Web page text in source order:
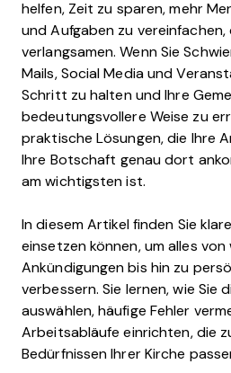
helfen, Zeit zu sparen, mehr
und Aufgaben zu vereinfachen,
verlangsamen. Wenn Sie
Mails, Social Media und
Schritt zu halten und Ihre
bedeutungsvollere Weise zu
praktische Lösungen, die Ihre
Ihre Botschaft genau dort
am wichtigsten ist.
In diesem Artikel finden Sie
einsetzen können, um alles
Ankündigungen bis hin zu
verbessern. Sie lernen, wie Sie
auswählen, häufige Fehler
Arbeitsabläufe einrichten, die
Bedürfnissen Ihrer Kirche